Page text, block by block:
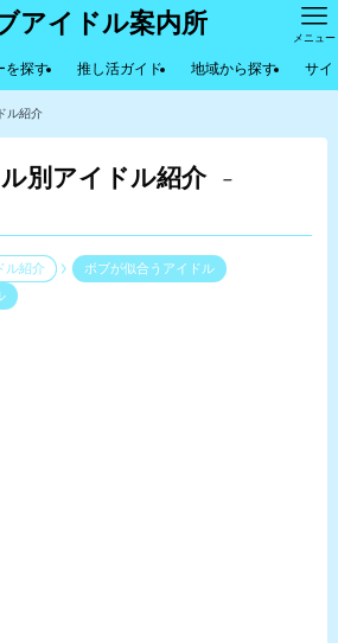
アイドル案内所 メニュー
を探す 推し活ガイド 地域から探す サイ
ル紹介
別アイドル紹介
–
ル紹介
ボブが似合うアイドル